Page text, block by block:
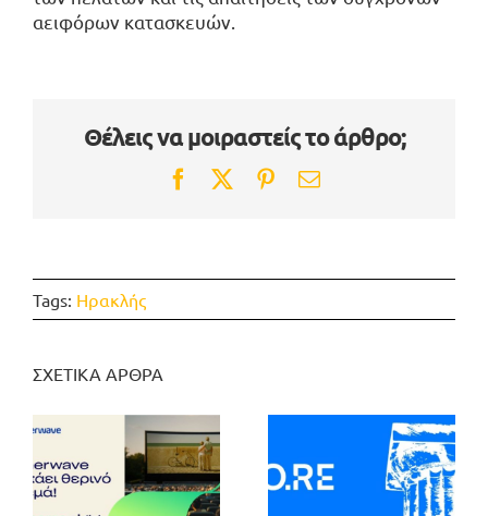
αειφόρων κατασκευών.
Θέλεις να μοιραστείς το άρθρο;
Facebook
TwitterPinterest
Email
Tags: Ηρακλής
ΣΧΕΤΙΚΑ ΑΡΘΡΑ